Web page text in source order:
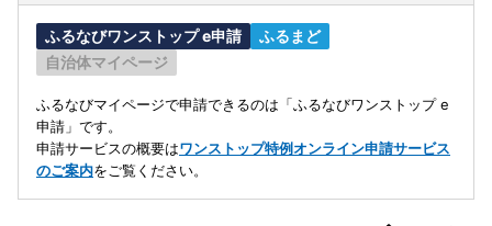
ふるなびワンストップ e申請
ふるまど
自治体マイページ
ふるなびマイページで申請できるのは「ふるなびワンストップ e
申請」です。
申請サービスの概要はワンストップ特例オンライン申請サービス
のご案内をご覧ください。